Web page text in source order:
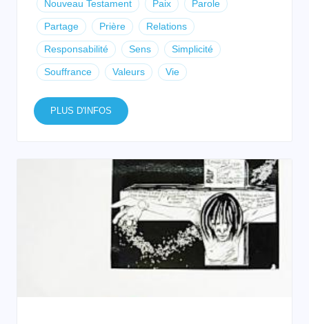
Nouveau Testament Paix Parole
Partage Prière Relations
Responsabilité Sens Simplicité
Souffrance Valeurs Vie
PLUS D'INFOS